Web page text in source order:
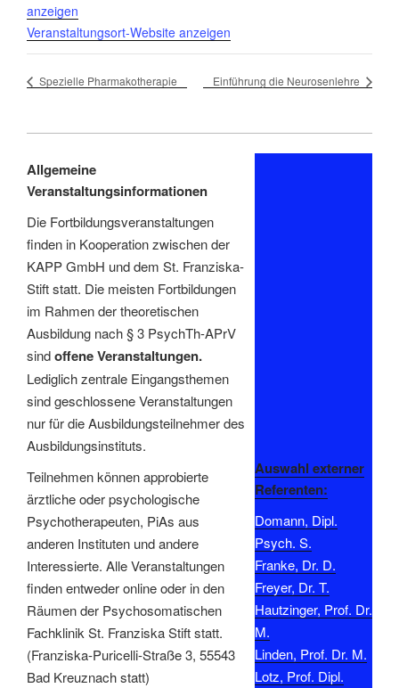
anzeigen
Veranstaltungsort-Website anzeigen
Spezielle Pharmakotherapie Einführung die Neurosenlehre
Allgemeine
Veranstaltungsinformationen
Die Fortbildungsveranstaltungen
finden in Kooperation zwischen der
KAPP GmbH und dem St. Franziska-
Stift statt. Die meisten Fortbildungen
im Rahmen der theoretischen
Ausbildung nach § 3 PsychTh-APrV
sindoffene Veranstaltungen.
Lediglich zentrale Eingangsthemen
sind geschlossene Veranstaltungen
nur für die Ausbildungsteilnehmer des
Ausbildungsinstituts.
Teilnehmen können approbierte
ärztliche oder psychologische
Psychotherapeuten, PiAs aus
anderen Instituten und andere
Interessierte. Alle Veranstaltungen
finden entweder online oder in den
Räumen der Psychosomatischen
Fachklinik St. Franziska Stift statt.
(Franziska-Puricelli-Straße 3, 55543
Bad Kreuznach statt)
Auswahl externer
Referenten:
Domann, Dipl.
Psych. S.
Franke, Dr. D.
Freyer, Dr. T.
Hautzinger, Prof. Dr.
M.
Linden, Prof. Dr. M.
Lotz, Prof. Dipl.